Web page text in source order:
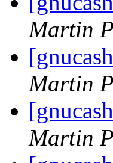
Martin
Martin
Martin